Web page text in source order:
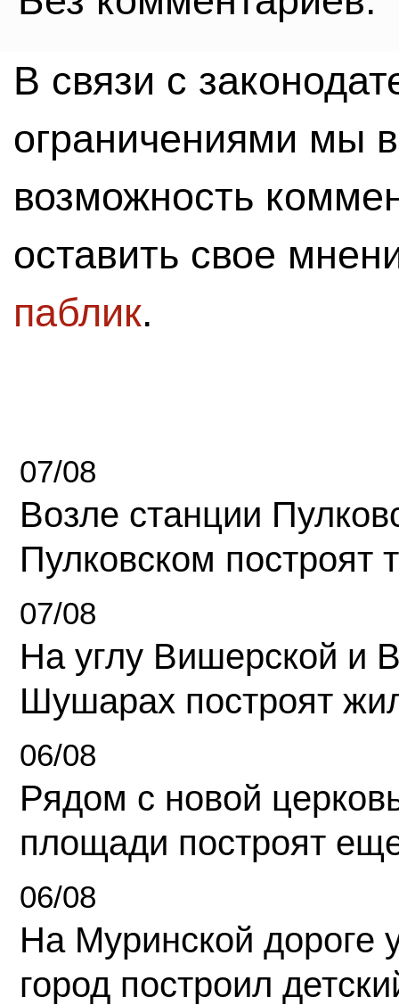
В связи с
ограничениями мы
возможность
оставить свое
паблик.
07/08
Возле станции
Пулковском построят
07/08
На углу Вишерской и
Шушарах построят
06/08
Рядом с новой
площади построят
06/08
На Муринской дороге
город построил